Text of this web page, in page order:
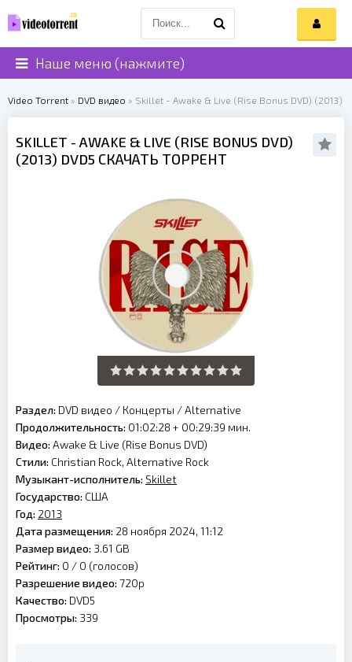
Наше меню (нажмите)
Video Torrent » DVD видео » Skillet - Awake & Live (Rise Bonus DVD) (2013)
SKILLET - AWAKE & LIVE (RISE BONUS DVD)
(2013) DVD5 СКАЧАТЬ ТОРРЕНТ
Раздел: DVD видео / Концерты /Alternative
Продолжительность: 01:02:28 + 00:29:39 мин.
Видео: Awake & Live (Rise Bonus DVD)
Стили: Christian Rock, Alternative Rock
Музыкант-исполнитель: Skillet
Государство: США
Год: 2013
Дата размещения: 28 ноября 2024, 11:12
Размер видео: 3.61 GB
Рейтинг: 0 / 0 (голосов)
Разрешение видео: 720p
Качество: DVD5
Просмотры: 339